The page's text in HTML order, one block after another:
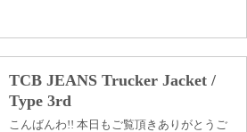
TCB JEANS Trucker Jacket /
Type 3rd
こんばんわ!! 本日もご覧頂きありがとうご